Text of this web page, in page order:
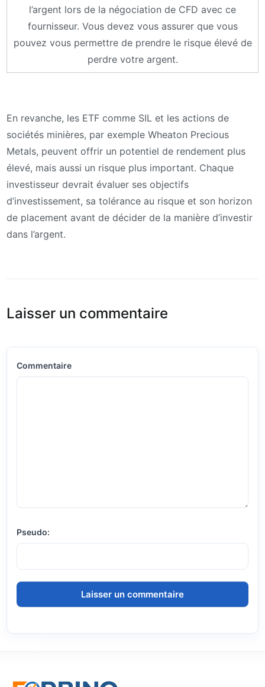
l’argent lors de la négociation de CFD avec ce
fournisseur. Vous devez vous assurer que vous
pouvez vous permettre de prendre le risque élevé de
perdre votre argent.
En revanche, les ETF comme SIL et les actions de
sociétés minières, par exemple Wheaton Precious
Metals, peuvent offrir un potentiel de rendement plus
élevé, mais aussi un risque plus important. Chaque
investisseur devrait évaluer ses objectifs
d’investissement, sa tolérance au risque et son horizon
de placement avant de décider de la manière d’investir
dans l’argent.
Laisser un commentaire
Commentaire
Pseudo: